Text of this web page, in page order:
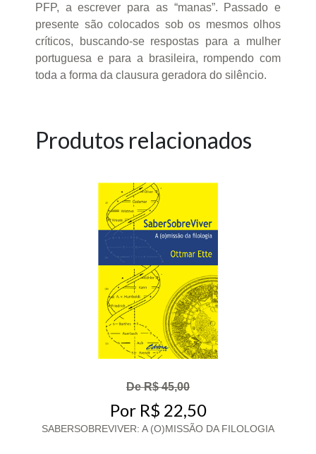
PFP, a escrever para as “manas”. Passado e
presente são colocados sob os mesmos olhos
críticos, buscando-se respostas para a mulher
portuguesa e para a brasileira, rompendo com
toda a forma da clausura geradora do silêncio.
Produtos relacionados
De R$ 45,00
Por R$ 22,50
SABERSOBREVIVER: A (O)MISSÃO DA FILOLOGIA